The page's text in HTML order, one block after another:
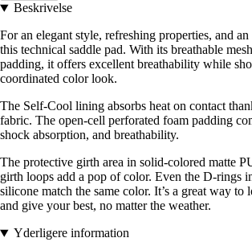
Beskrivelse
For an elegant style, refreshing properties, and
this technical saddle pad. With its breathable
padding, it offers excellent breathability while
coordinated color look.
The Self-Cool lining absorbs heat on contact
fabric. The open-cell perforated foam padding
shock absorption, and breathability.
The protective girth area in solid-colored matte
girth loops add a pop of color. Even the D-rings
silicone match the same color. It’s a great way to
and give your best, no matter the weather.
Yderligere information